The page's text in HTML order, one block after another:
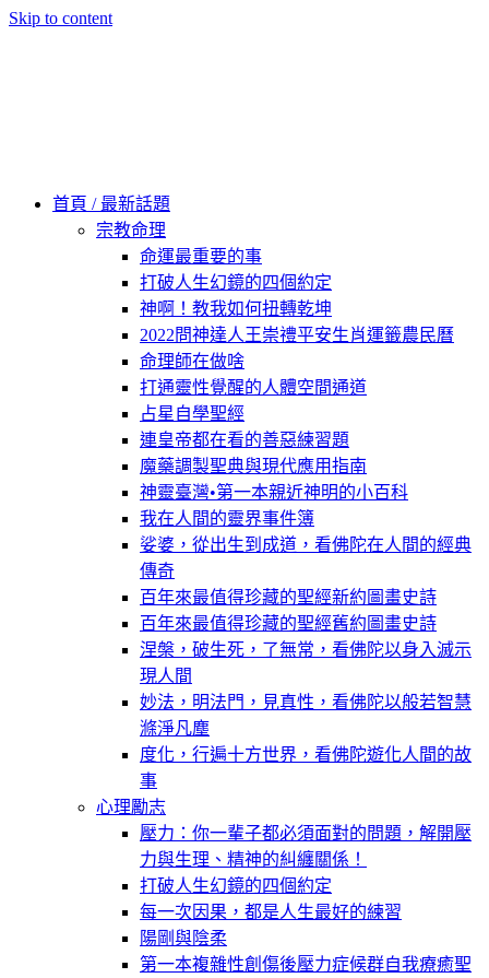
Skip to content
首頁 / 最新話題
宗教命理
命運最重要的事
打破人生幻鏡的四個約定
神啊！教我如何扭轉乾坤
2022問神達人王崇禮平安生肖運籤農民曆
命理師在做啥
打通靈性覺醒的人體空間通道
占星自學聖經
連皇帝都在看的善惡練習題
魔藥調製聖典與現代應用指南
神靈臺灣•第一本親近神明的小百科
我在人間的靈界事件簿
娑婆，從出生到成道，看佛陀在人間的經典
傳奇
百年來最值得珍藏的聖經新約圖畫史詩
百年來最值得珍藏的聖經舊約圖畫史詩
涅槃，破生死，了無常，看佛陀以身入滅示
現人間
妙法，明法門，見真性，看佛陀以般若智慧
滌淨凡塵
度化，行遍十方世界，看佛陀遊化人間的故
事
心理勵志
壓力：你一輩子都必須面對的問題，解開壓
力與生理、精神的糾纏關係！
打破人生幻鏡的四個約定
每一次因果，都是人生最好的練習
陽剛與陰柔
第一本複雜性創傷後壓力症候群自我療癒聖